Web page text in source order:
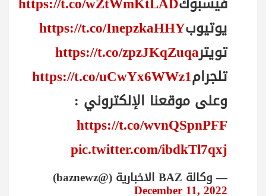
يوتيوبhttps://t.co/InepzkaHHY
تويترhttps://t.co/zpzJKqZuqa
تلجرامhttps://t.co/uCwYx6WWz1
وعلى موقعنا الإلكتروني :
https://t.co/wvnQSpnPFF
pic.twitter.com/ibdkTl7qxj
— وكالة BAZ الاخبارية (@baznewz)
December 11, 2022